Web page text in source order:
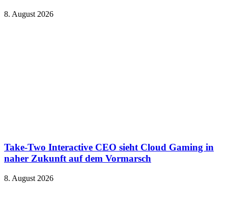
8. August 2026
Take-Two Interactive CEO sieht Cloud Gaming in
naher Zukunft auf dem Vormarsch
8. August 2026